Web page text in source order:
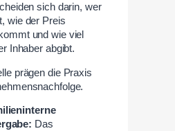
sich darin, wer
wie der Preis
und wie viel
Inhaber abgibt.
prägen die Praxis
Das